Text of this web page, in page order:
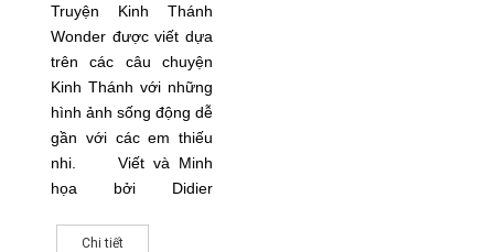
Truyện Kinh Thánh
Wonder được viết dựa
trên các câu chuyện
Kinh Thánh với những
hình ảnh sống động dễ
gần với các em thiếu
nhi.
Viết và Minh
họa bởi Didier
2010 by The Family
Chi tiết